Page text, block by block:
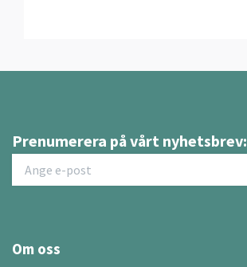
Prenumerera på vårt nyhetsbrev:
Om oss